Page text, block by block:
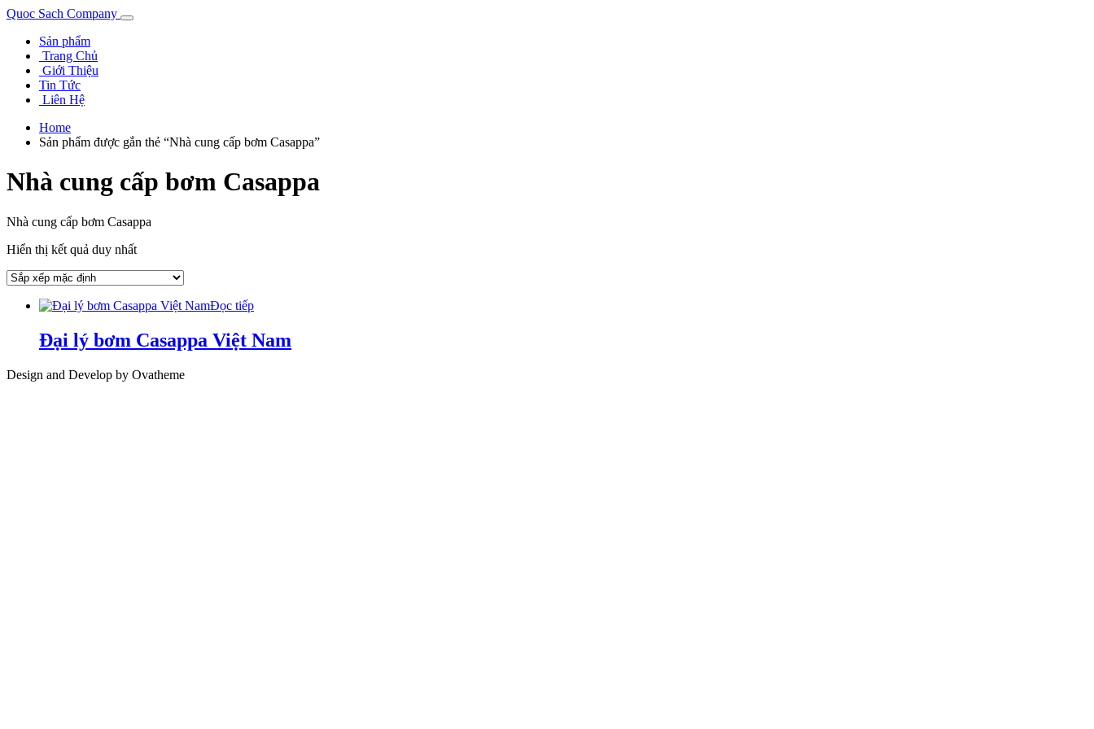
Quoc Sach Company
Sản phẩm
Trang Chủ
Giới Thiệu
Tin Tức
Liên Hệ
Home
Sản phẩm được gắn thẻ “Nhà cung cấp bơm Casappa”
Nhà cung cấp bơm Casappa
Nhà cung cấp bơm Casappa
Hiển thị kết quả duy nhất
Đọc tiếp
Đại lý bơm Casappa Việt Nam
Design and Develop by Ovatheme